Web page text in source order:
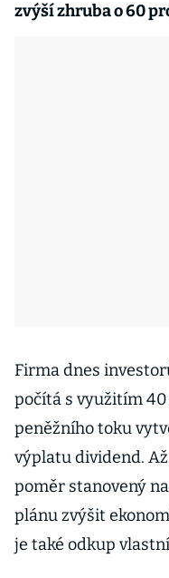
zvýší zhruba o 60
Firma dnes
počítá s využitím
peněžního toku
výplatu dividend.
poměr stanovený
plánu zvýšit
je také odkup